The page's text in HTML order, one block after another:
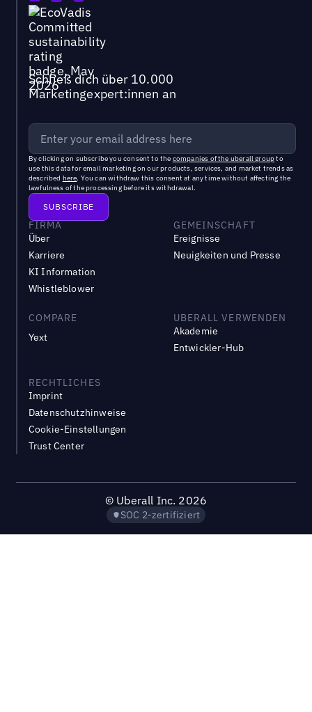
Schließ dich über 10.000
Marketingexpert:innen an
By clicking on subscribe you consent to the companies of the uberall groupto
use this data for email marketing on our products, services, and market trends as
described here. You can withdraw this consent at any time without affecting the
lawfulness of the processing before its withdrawal.
FIRMA
Über
Karriere
KI Information
Whistleblower
GEMEINSCHAFT
Ereignisse
Neuigkeiten und Presse
COMPARE
Yext
UBERALL VERWENDEN
Akademie
Entwickler-Hub
RECHTLICHES
Imprint
Datenschutzhinweise
Cookie-Einstellungen
Trust Center
© Uberall Inc. 2026
SOC 2-zertifiziert